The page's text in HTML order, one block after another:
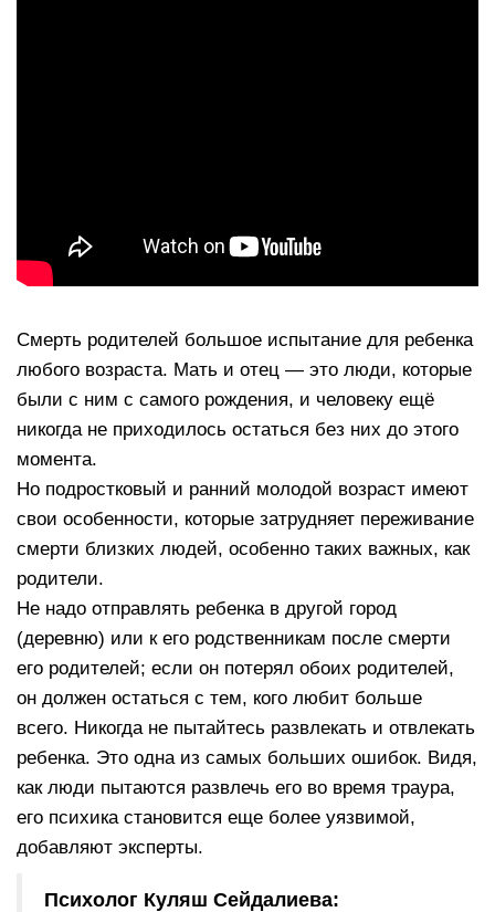
Смерть родителей большое испытание для ребенка
любого возраста. Мать и отец — это люди, которые
были с ним с самого рождения, и человеку ещё
никогда не приходилось остаться без них до этого
момента.
Но подростковый и ранний молодой возраст имеют
свои особенности, которые затрудняет переживание
смерти близких людей, особенно таких важных, как
родители.
Не надо отправлять ребенка в другой город
(деревню) или к его родственникам после смерти
его родителей; если он потерял обоих родителей,
он должен остаться с тем, кого любит больше
всего. Никогда не пытайтесь развлекать и отвлекать
ребенка. Это одна из самых больших ошибок. Видя,
как люди пытаются развлечь его во время траура,
его психика становится еще более уязвимой,
добавляют эксперты.
Психолог Куляш Сейдалиева: